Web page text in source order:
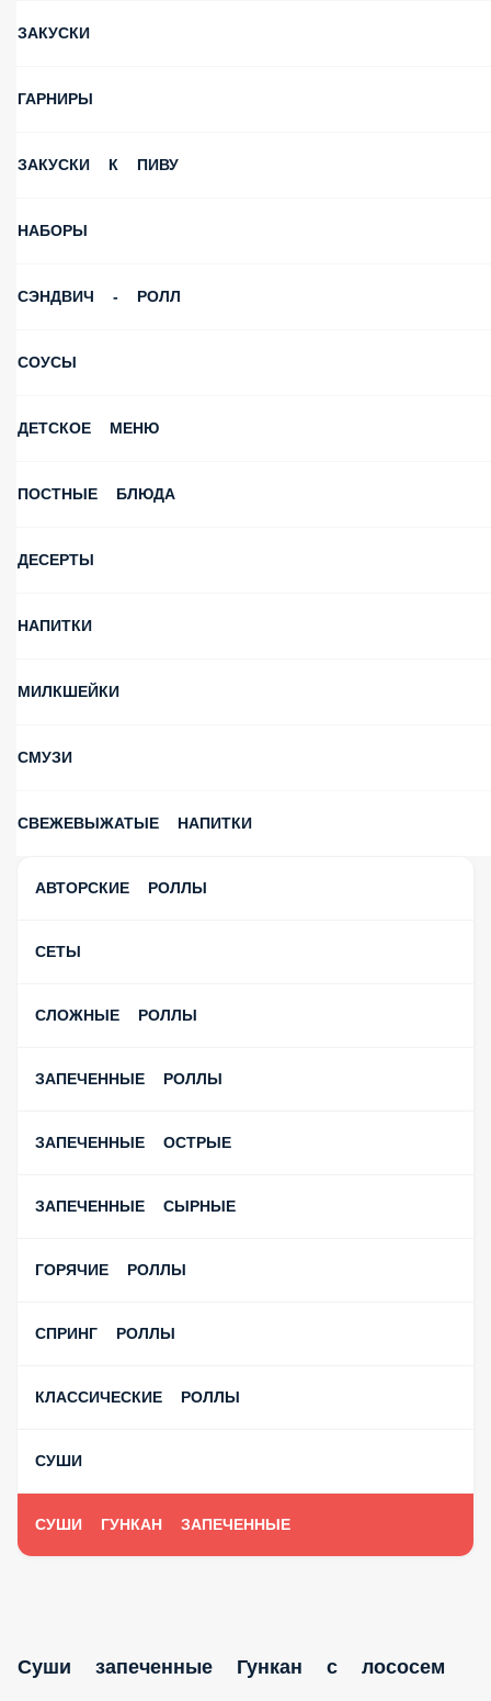
ЗАКУСКИ
ГАРНИРЫ
ЗАКУСКИ К ПИВУ
НАБОРЫ
СЭНДВИЧ - РОЛЛ
СОУСЫ
ДЕТСКОЕ МЕНЮ
ПОСТНЫЕ БЛЮДА
ДЕСЕРТЫ
НАПИТКИ
МИЛКШЕЙКИ
СМУЗИ
СВЕЖЕВЫЖАТЫЕ НАПИТКИ
АВТОРСКИЕ РОЛЛЫ
СЕТЫ
СЛОЖНЫЕ РОЛЛЫ
ЗАПЕЧЕННЫЕ РОЛЛЫ
ЗАПЕЧЕННЫЕ ОСТРЫЕ
ЗАПЕЧЕННЫЕ СЫРНЫЕ
ГОРЯЧИЕ РОЛЛЫ
СПРИНГ РОЛЛЫ
КЛАССИЧЕСКИЕ РОЛЛЫ
СУШИ
СУШИ ГУНКАН ЗАПЕЧЕННЫЕ
Суши запеченные Гункан с лососем